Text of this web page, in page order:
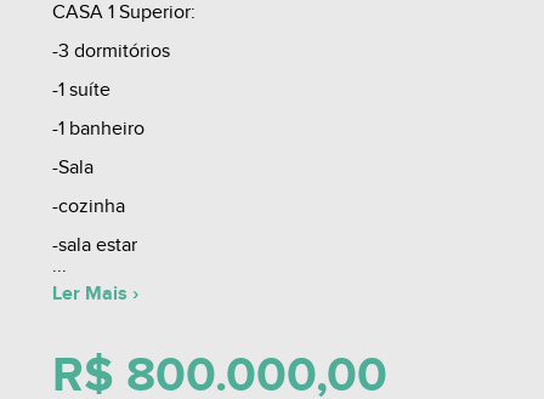
CASA 1 Superior:
-3 dormitórios
-1 suíte
-1 banheiro
-Sala
-cozinha
-sala estar
-sala jantar
-3 sacadas
Ler Mais ›
R$ 800.000,00